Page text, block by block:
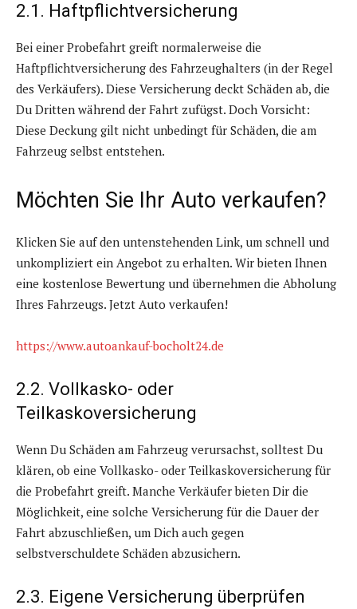
2.1. Haftpflichtversicherung
Bei einer Probefahrt greift normalerweise die
Haftpflichtversicherung des Fahrzeughalters (in der Regel
des Verkäufers). Diese Versicherung deckt Schäden ab, die
Du Dritten während der Fahrt zufügst. Doch Vorsicht:
Diese Deckung gilt nicht unbedingt für Schäden, die am
Fahrzeug selbst entstehen.
Möchten Sie Ihr Auto verkaufen?
Klicken Sie auf den untenstehenden Link, um schnell und
unkompliziert ein Angebot zu erhalten. Wir bieten Ihnen
eine kostenlose Bewertung und übernehmen die Abholung
Ihres Fahrzeugs. Jetzt Auto verkaufen!
https://www.autoankauf-bocholt24.de
2.2. Vollkasko- oder
Teilkaskoversicherung
Wenn Du Schäden am Fahrzeug verursachst, solltest Du
klären, ob eine Vollkasko- oder Teilkaskoversicherung für
die Probefahrt greift. Manche Verkäufer bieten Dir die
Möglichkeit, eine solche Versicherung für die Dauer der
Fahrt abzuschließen, um Dich auch gegen
selbstverschuldete Schäden abzusichern.
2.3. Eigene Versicherung überprüfen